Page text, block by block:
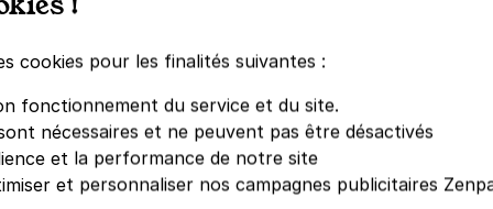
Institut du
Maubert
cookies pour les finalités suivantes :
fonctionnement du service et du site.
nécessaires et ne peuvent pas être désactivés
et la performance de notre site
et personnaliser nos campagnes publicitaires